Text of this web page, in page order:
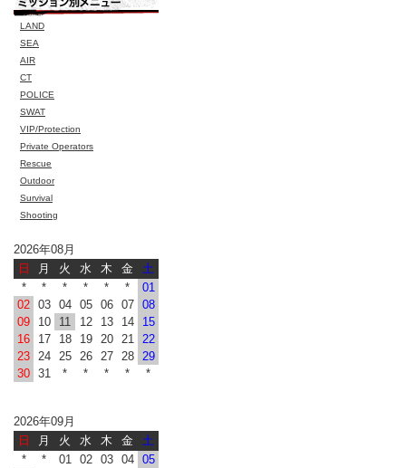
LAND
SEA
AIR
CT
POLICE
SWAT
VIP/Protection
Private Operators
Rescue
Outdoor
Survival
Shooting
2026年08月
日
月 火 水 木 金
土
*
* * * * *
01
02 03 04 05 06 07
08
09
10 11 12 13 14
15
16
17 18 19 20 21
22
23
24 25 26 27 28
29
30 31 * * * * *
2026年09月
日
月 火 水 木 金
土
*
* 01 02 03 04
05